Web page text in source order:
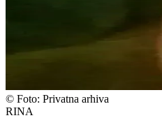
© Foto: Privatna arhiva
RINA